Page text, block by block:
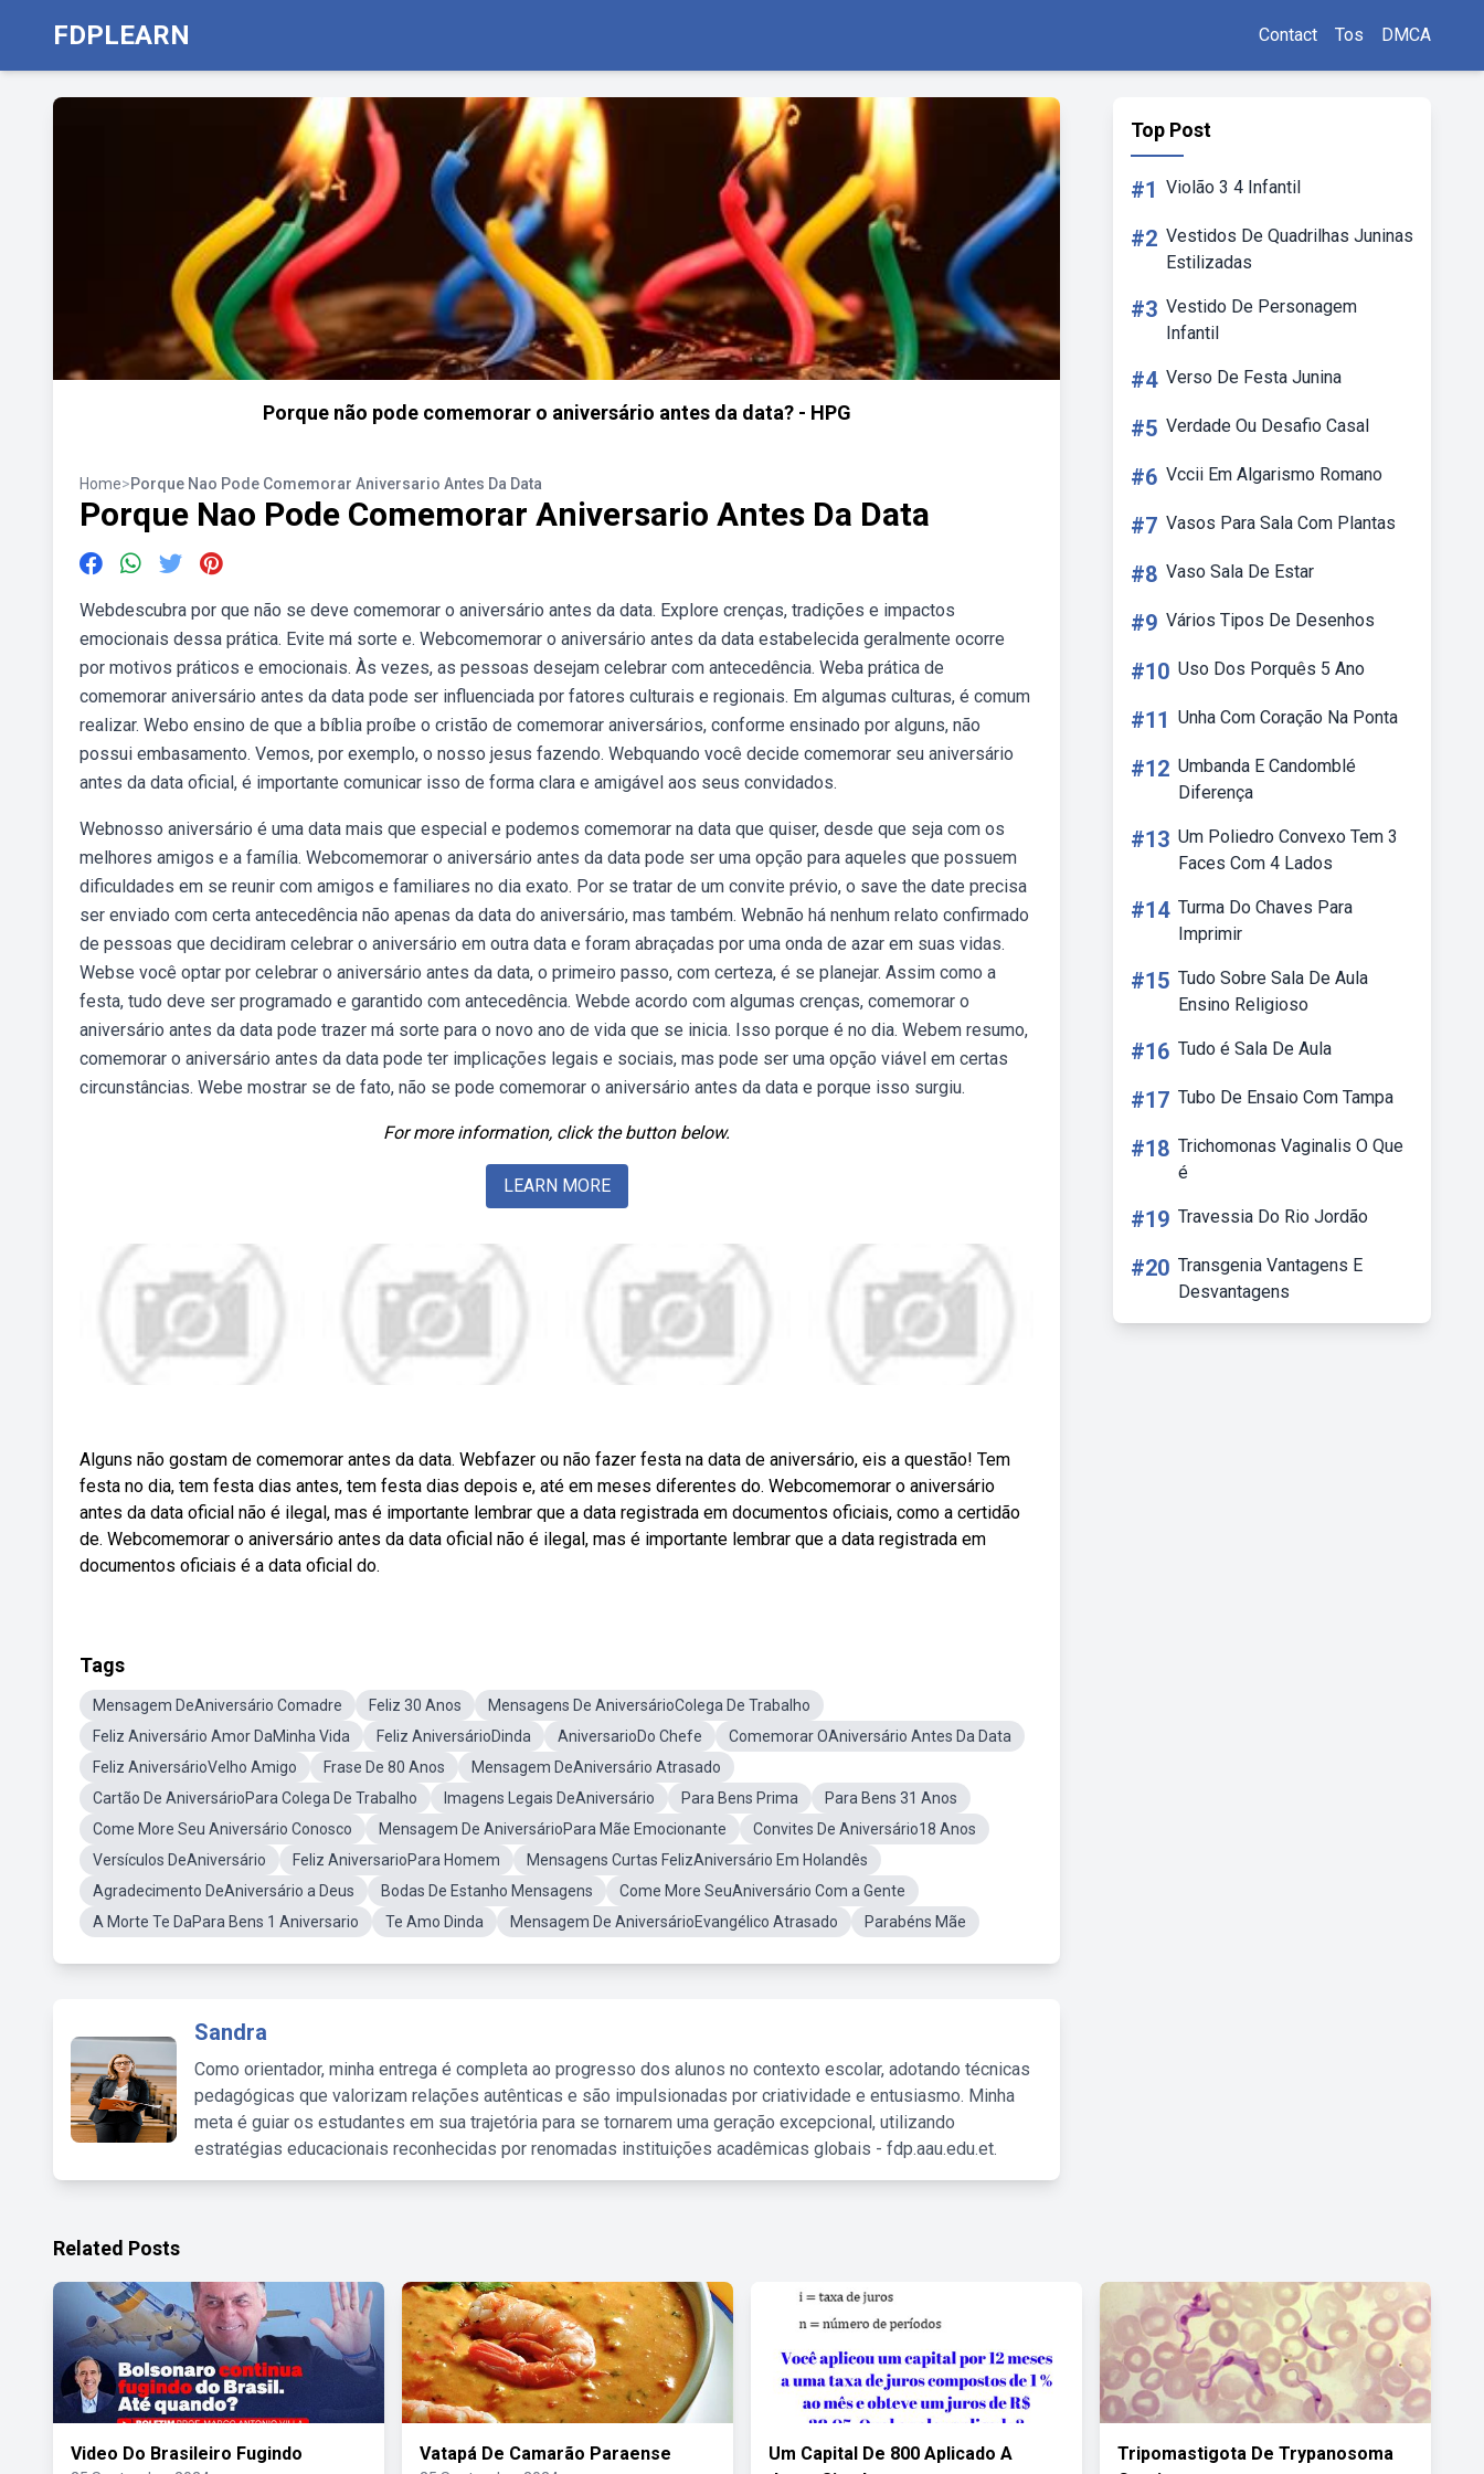
FDPLEARN Contact Tos DMCA
Porque não pode comemorar o aniversário antes da data? - HPG
Home>Porque Nao Pode Comemorar Aniversario Antes Da Data
Porque Nao Pode Comemorar Aniversario Antes Da Data
Webdescubra por que não se deve comemorar o aniversário antes da data. Explore crenças, tradições e impactos
emocionais dessa prática. Evite má sorte e. Webcomemorar o aniversário antes da data estabelecida geralmente ocorre
por motivos práticos e emocionais. Às vezes, as pessoas desejam celebrar com antecedência. Weba prática de
comemorar aniversário antes da data pode ser influenciada por fatores culturais e regionais. Em algumas culturas, é comum
realizar. Webo ensino de que a bíblia proíbe o cristão de comemorar aniversários, conforme ensinado por alguns, não
possui embasamento. Vemos, por exemplo, o nosso jesus fazendo. Webquando você decide comemorar seu aniversário
antes da data oficial, é importante comunicar isso de forma clara e amigável aos seus convidados.
Webnosso aniversário é uma data mais que especial e podemos comemorar na data que quiser, desde que seja com os
melhores amigos e a família. Webcomemorar o aniversário antes da data pode ser uma opção para aqueles que possuem
dificuldades em se reunir com amigos e familiares no dia exato. Por se tratar de um convite prévio, o save the date precisa
ser enviado com certa antecedência não apenas da data do aniversário, mas também. Webnão há nenhum relato confirmado
de pessoas que decidiram celebrar o aniversário em outra data e foram abraçadas por uma onda de azar em suas vidas.
Webse você optar por celebrar o aniversário antes da data, o primeiro passo, com certeza, é se planejar. Assim como a
festa, tudo deve ser programado e garantido com antecedência. Webde acordo com algumas crenças, comemorar o
aniversário antes da data pode trazer má sorte para o novo ano de vida que se inicia. Isso porque é no dia. Webem resumo,
comemorar o aniversário antes da data pode ter implicações legais e sociais, mas pode ser uma opção viável em certas
circunstâncias. Webe mostrar se de fato, não se pode comemorar o aniversário antes da data e porque isso surgiu.
For more information, click the button below.
LEARN MORE
Alguns não gostam de comemorar antes da data. Webfazer ou não fazer festa na data de aniversário, eis a questão! Tem
festa no dia, tem festa dias antes, tem festa dias depois e, até em meses diferentes do. Webcomemorar o aniversário
antes da data oficial não é ilegal, mas é importante lembrar que a data registrada em documentos oficiais, como a certidão
de. Webcomemorar o aniversário antes da data oficial não é ilegal, mas é importante lembrar que a data registrada em
documentos oficiais é a data oficial do.
Tags
Mensagem DeAniversário Comadre Feliz 30 Anos
Mensagens De AniversárioColega De Trabalho
Feliz Aniversário Amor DaMinha Vida
Feliz AniversárioDinda AniversarioDo Chefe
Comemorar OAniversário Antes Da Data
Feliz AniversárioVelho Amigo
Frase De 80 Anos
Mensagem DeAniversário Atrasado
Cartão De AniversárioPara Colega De Trabalho
Imagens Legais DeAniversário Para Bens Prima
Para Bens 31 Anos
Come More Seu Aniversário Conosco
Mensagem De AniversárioPara Mãe Emocionante
Convites De Aniversário18 Anos
Versículos DeAniversário
Feliz AniversarioPara Homem
Mensagens Curtas FelizAniversário Em Holandês
Agradecimento DeAniversário a Deus
Bodas De Estanho Mensagens
Come More SeuAniversário Com a Gente
A Morte Te DaPara Bens 1 Aniversario
Te Amo Dinda Mensagem De AniversárioEvangélico Atrasado Parabéns Mãe
Sandra
Como orientador, minha entrega é completa ao progresso dos alunos no contexto escolar, adotando técnicas
pedagógicas que valorizam relações autênticas e são impulsionadas por criatividade e entusiasmo. Minha
meta é guiar os estudantes em sua trajetória para se tornarem uma geração excepcional, utilizando
estratégias educacionais reconhecidas por renomadas instituições acadêmicas globais - fdp.aau.edu.et.
Top Post
#1 Violão 3 4 Infantil
#2 Vestidos De Quadrilhas Juninas
Estilizadas
#3 Vestido De Personagem
Infantil
#4 Verso De Festa Junina
#5 Verdade Ou Desafio Casal
#6 Vccii Em Algarismo Romano
#7 Vasos Para Sala Com Plantas
#8 Vaso Sala De Estar
#9 Vários Tipos De Desenhos
#10 Uso Dos Porquês 5 Ano
#11 Unha Com Coração Na Ponta
#12 Umbanda E Candomblé
Diferença
#13 Um Poliedro Convexo Tem 3
Faces Com 4 Lados
#14 Turma Do Chaves Para
Imprimir
#15 Tudo Sobre Sala De Aula
Ensino Religioso
#16 Tudo é Sala De Aula
#17 Tubo De Ensaio Com Tampa
#18 Trichomonas Vaginalis O Que
é
#19 Travessia Do Rio Jordão
#20 Transgenia Vantagens E
Desvantagens
Related Posts
Video Do Brasileiro Fugindo Vatapá De Camarão Paraense
Um Capital De 800 Aplicado A
Tripomastigota De Trypanosoma